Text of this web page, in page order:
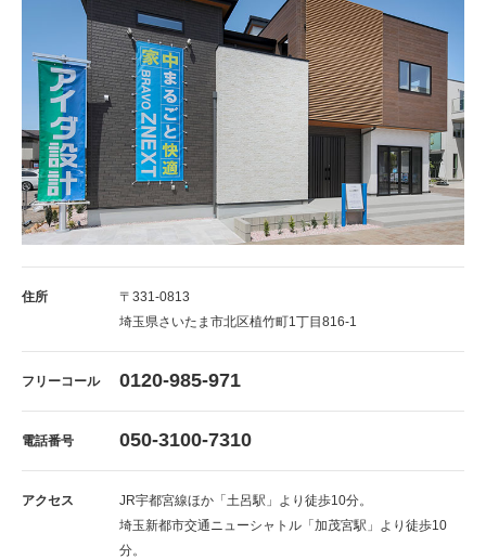
住所
〒331-0813
埼玉県さいたま市北区植竹町1丁目816-1
フリーコール 0120-985-971
電話番号 050-3100-7310
アクセス
JR宇都宮線ほか「土呂駅」より徒歩10分。
埼玉新都市交通ニューシャトル「加茂宮駅」より徒歩10
分。